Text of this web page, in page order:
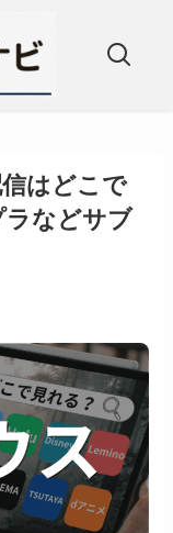
はどこで
ラなどサブ